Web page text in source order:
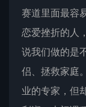
赛道里面最容
恋爱挫折的人
说我们做的是
侣、拯救家庭
业的专家，但